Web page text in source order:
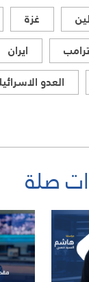
غزة
ترامب
ايران
العدو
صلة